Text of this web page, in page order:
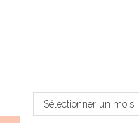
Archives